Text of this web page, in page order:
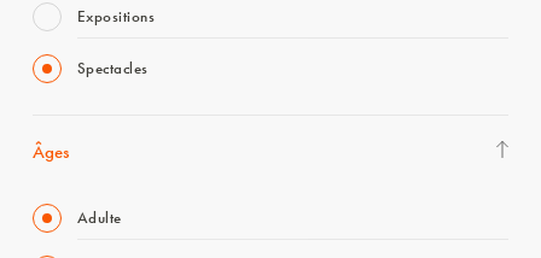
Expositions
Spectacles
Âges
Adulte